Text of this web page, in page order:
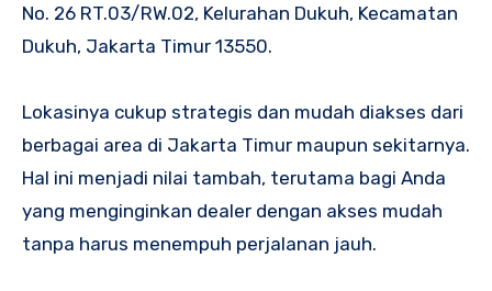
No. 26 RT.03/RW.02, Kelurahan Dukuh, Kecamatan
Dukuh, Jakarta Timur 13550.
Lokasinya cukup strategis dan mudah diakses dari
berbagai area di Jakarta Timur maupun sekitarnya.
Hal ini menjadi nilai tambah, terutama bagi Anda
yang menginginkan dealer dengan akses mudah
tanpa harus menempuh perjalanan jauh.